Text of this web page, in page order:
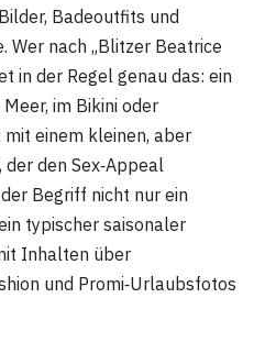
Badeoutfits und
Wer nach „Blitzer Beatrice
in der Regel genau das: ein
im Bikini oder
einem kleinen, aber
den Sex‑Appeal
Begriff nicht nur ein
typischer saisonaler
Inhalten über
und Promi‑Urlaubsfotos